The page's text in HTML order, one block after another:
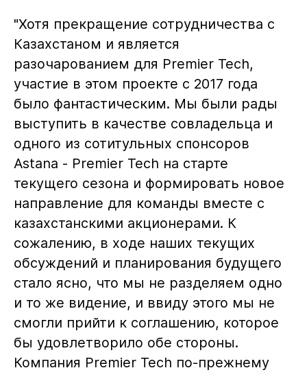
"Хотя прекращение сотрудничества с
Казахстаном и является
разочарованием для Premier Tech,
участие в этом проекте с 2017 года
было фантастическим. Мы были рады
выступить в качестве совладельца и
одного из сотитульных спонсоров
Astana - Premier Tech на старте
текущего сезона и формировать новое
направление для команды вместе с
казахстанскими акционерами. К
сожалению, в ходе наших текущих
обсуждений и планирования будущего
стало ясно, что мы не разделяем одно
и то же видение, и ввиду этого мы не
смогли прийти к соглашению, которое
бы удовлетворило обе стороны.
Компания Premier Tech по-прежнему